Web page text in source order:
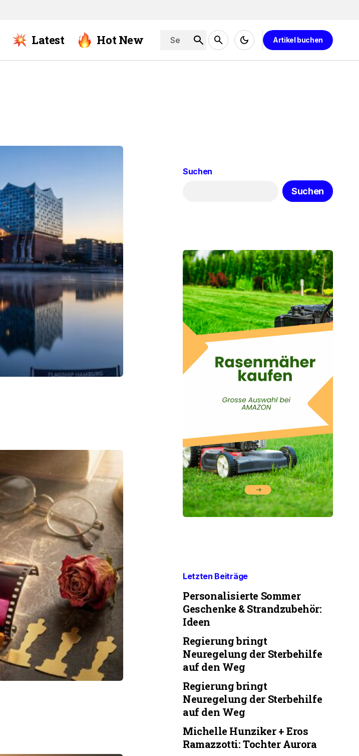
Latest Hot New Artikel buchen
Suchen
Suchen
Letzten Beiträge
Personalisierte Sommer
Geschenke & Strandzubehör:
Ideen
Regierung bringt
Neuregelung der Sterbehilfe
auf den Weg
Regierung bringt
Neuregelung der Sterbehilfe
auf den Weg
Michelle Hunziker + Eros
Ramazzotti: Tochter Aurora